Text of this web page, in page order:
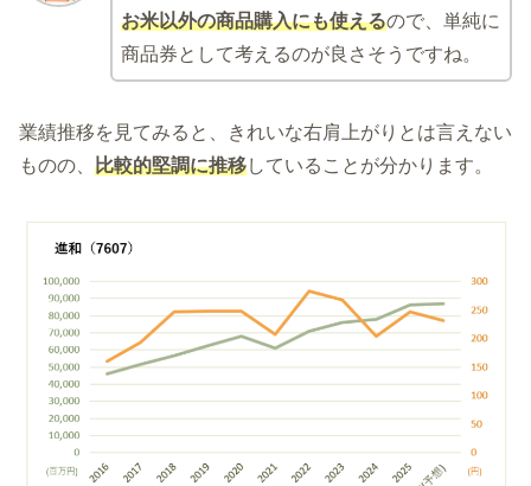
お米以外の商品購入にも使えるので、単純に
商品券として考えるのが良さそうですね。
業績推移を見てみると、きれいな右肩上がりとは言えない
ものの、 比較的堅調に推移していることが分かります。